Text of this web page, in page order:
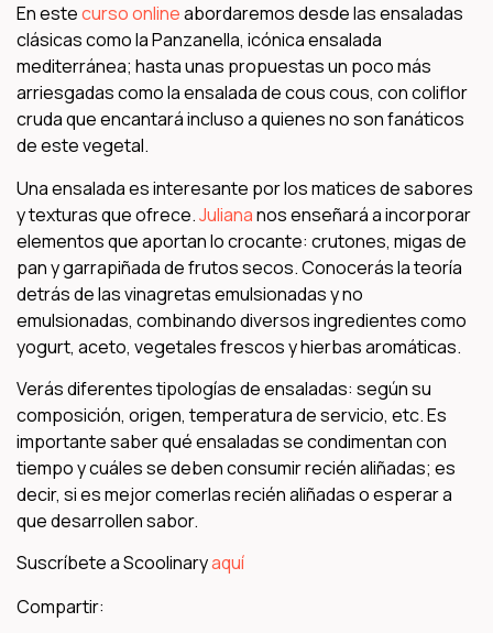
En estecurso onlineabordaremos desde las ensaladas
clásicas como la Panzanella, icónica ensalada
mediterránea; hasta unas propuestas un poco más
arriesgadas como la ensalada de cous cous, con coliflor
cruda que encantará incluso a quienes no son fanáticos
de este vegetal.
Una ensalada es interesante por los matices de sabores
y texturas que ofrece.Juliananos enseñará a incorporar
elementos que aportan lo crocante: crutones, migas de
pan y garrapiñada de frutos secos. Conocerás la teoría
detrás de las vinagretas emulsionadas y no
emulsionadas, combinando diversos ingredientes como
yogurt, aceto, vegetales frescos y hierbas aromáticas.
Verás diferentes tipologías de ensaladas: según su
composición, origen, temperatura de servicio, etc. Es
importante saber qué ensaladas se condimentan con
tiempo y cuáles se deben consumir recién aliñadas; es
decir, si es mejor comerlas recién aliñadas o esperar a
que desarrollen sabor.
Suscríbete a Scoolinaryaquí
Compartir: